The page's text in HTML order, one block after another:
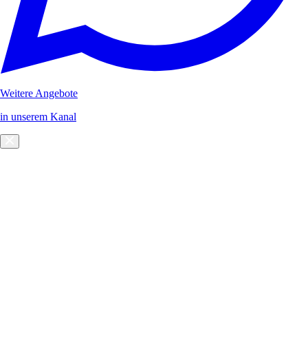
Weitere Angebote
in unserem Kanal